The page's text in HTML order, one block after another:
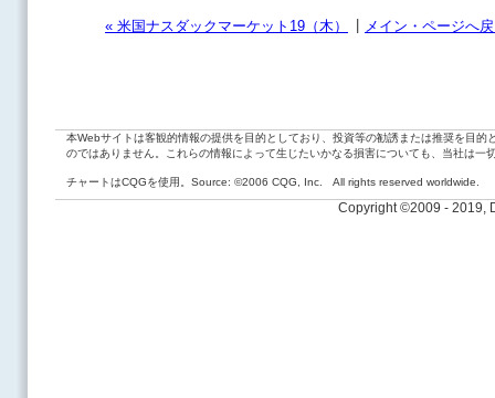
« 米国ナスダックマーケット19（木） | メイン・ページへ
本Webサイトは客観的情報の提供を目的としており、投資等の勧誘または推奨を目
のではありません。これらの情報によって生じたいかなる損害についても、当社は一
チャートはCQGを使用。Source: ©2006 CQG, Inc. All rights reserved worldwide.
Copyright ©2009 - 2019,